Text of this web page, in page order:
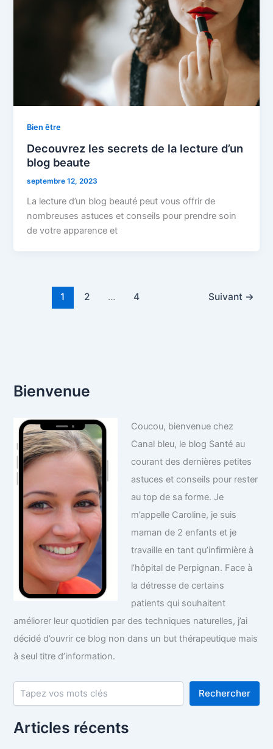
Bien être
Decouvrez les secrets de la lecture d’un
blog beaute
septembre 12, 2023
La lecture d’un blog beauté peut vous offrir de
nombreuses astuces et conseils pour prendre soin
de votre apparence et
1 2 … 4 Suivant →
Bienvenue
Coucou, bienvenue chez
Canal bleu, le blog Santé au
courant des dernières petites
astuces et conseils pour rester
au top de sa forme. Je
m’appelle Caroline, je suis
maman de 2 enfants et je
travaille en tant qu’infirmière à
l’hôpital de Perpignan. Face à
la détresse de certains
patients qui souhaitent
améliorer leur quotidien par des techniques naturelles, j’ai
décidé d’ouvrir ce blog non dans un but thérapeutique mais
à seul titre d’information.
Rechercher
Rechercher
Articles récents